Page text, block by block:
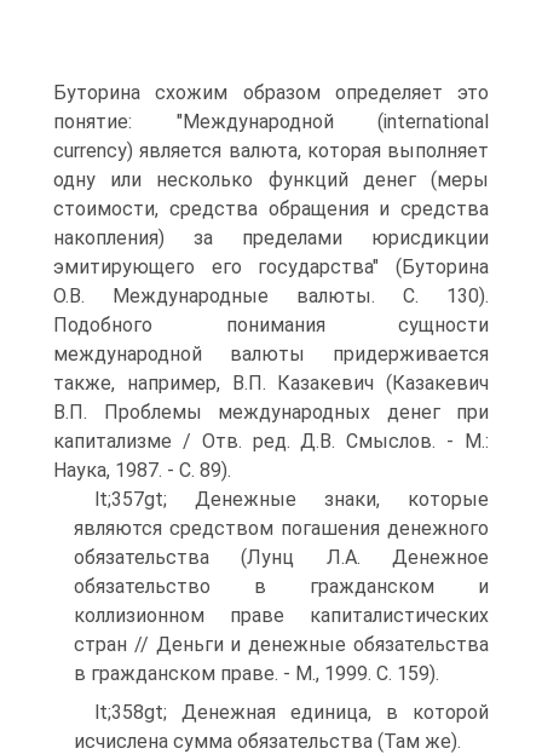
Буторина схожим образом определяет это
понятие: "Международной (international
currency) является валюта, которая выполняет
одну или несколько функций денег (меры
стоимости, средства обращения и средства
накопления) за пределами юрисдикции
эмитирующего его государства" (Буторина
О.В. Международные валюты. С. 130).
Подобного понимания сущности
международной валюты придерживается
также, например, В.П. Казакевич (Казакевич
В.П. Проблемы международных денег при
капитализме / Отв. ред. Д.В. Смыслов. - М.:
Наука, 1987. - С. 89).
lt;357gt; Денежные знаки, которые
являются средством погашения денежного
обязательства (Лунц Л.А. Денежное
обязательство в гражданском и
коллизионном праве капиталистических
стран // Деньги и денежные обязательства
в гражданском праве. - М., 1999. С. 159).
lt;358gt; Денежная единица, в которой
исчислена сумма обязательства (Там же).